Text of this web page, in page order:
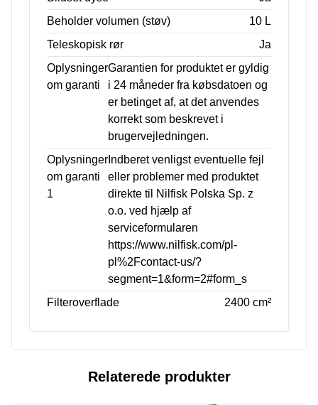
Beholder volumen (støv)
10 L
Teleskopisk rør
Ja
Oplysninger
om garanti
Garantien for produktet er gyldig
i 24 måneder fra købsdatoen og
er betinget af, at det anvendes
korrekt som beskrevet i
brugervejledningen.
Oplysninger
om garanti
1
Indberet venligst eventuelle fejl
eller problemer med produktet
direkte til Nilfisk Polska Sp. z
o.o. ved hjælp af
serviceformularen
https://www.nilfisk.com/pl-
pl%2Fcontact-us/?
segment=1&form=2#form_s
Filteroverflade
2400 cm²
Relaterede produkter